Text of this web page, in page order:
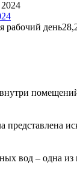
представлена
вод – одна